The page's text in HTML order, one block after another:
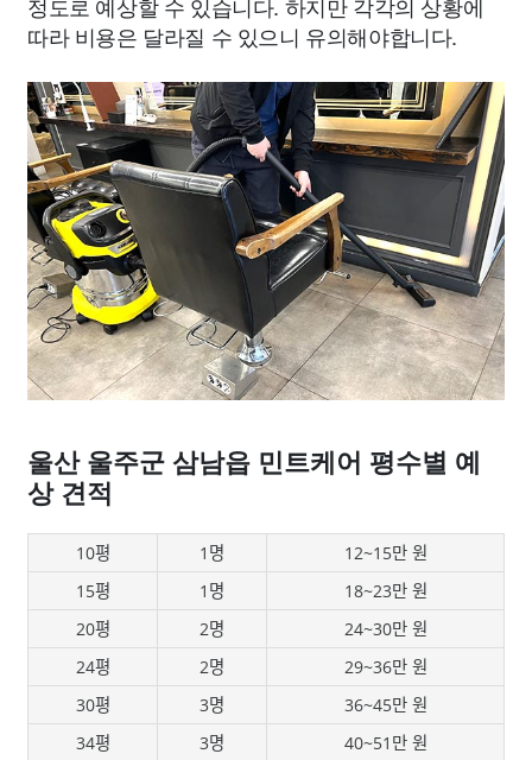
따라 비용은 달라질 수 있으니 유의해야합니다.
울산 울주군 삼남읍 민트케어 평수별 예
상 견적
10평 1명
12~15만 원
15평
1명
18~23만 원
20평
2명
24~30만 원
24평
2명
29~36만 원
30평
3명
36~45만 원
34평
3명 40~51만 원